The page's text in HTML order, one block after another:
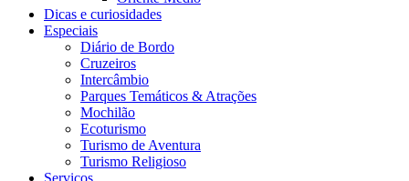
Dicas e curiosidades
Especiais
Diário de Bordo
Cruzeiros
Intercâmbio
Parques Temáticos & Atrações
Mochilão
Ecoturismo
Turismo de Aventura
Turismo Religioso